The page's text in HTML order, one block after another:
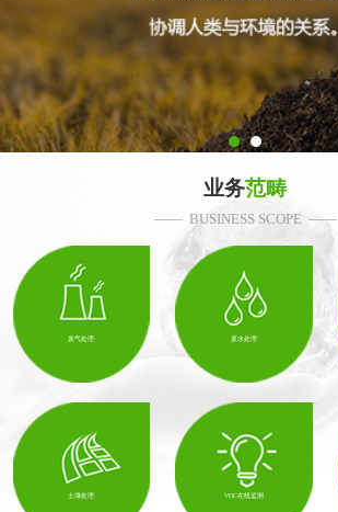
业务范畴
—— BUSINESS SCOPE ——
废气处理 废水处理
土壤处理 VOC在线监测